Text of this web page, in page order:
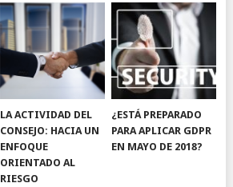
LA ACTIVIDAD DEL
CONSEJO: HACIA UN
ENFOQUE
ORIENTADO AL
RIESGO
¿ESTÁ PREPARADO
PARA APLICAR GDPR
EN MAYO DE 2018?